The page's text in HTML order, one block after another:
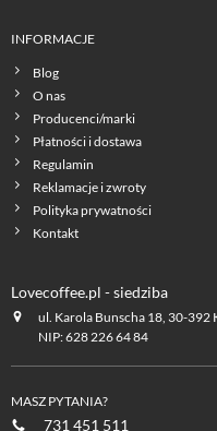
INFORMACJE
Blog
O nas
Producenci/marki
Płatności i dostawa
Regulamin
Reklamacje i zwroty
Polityka prywatności
Kontakt
Lovecoffee.pl - siedziba
ul. Karola Bunscha 18, 30-392
NIP: 628 226 64 84
MASZ PYTANIA?
731 451 511